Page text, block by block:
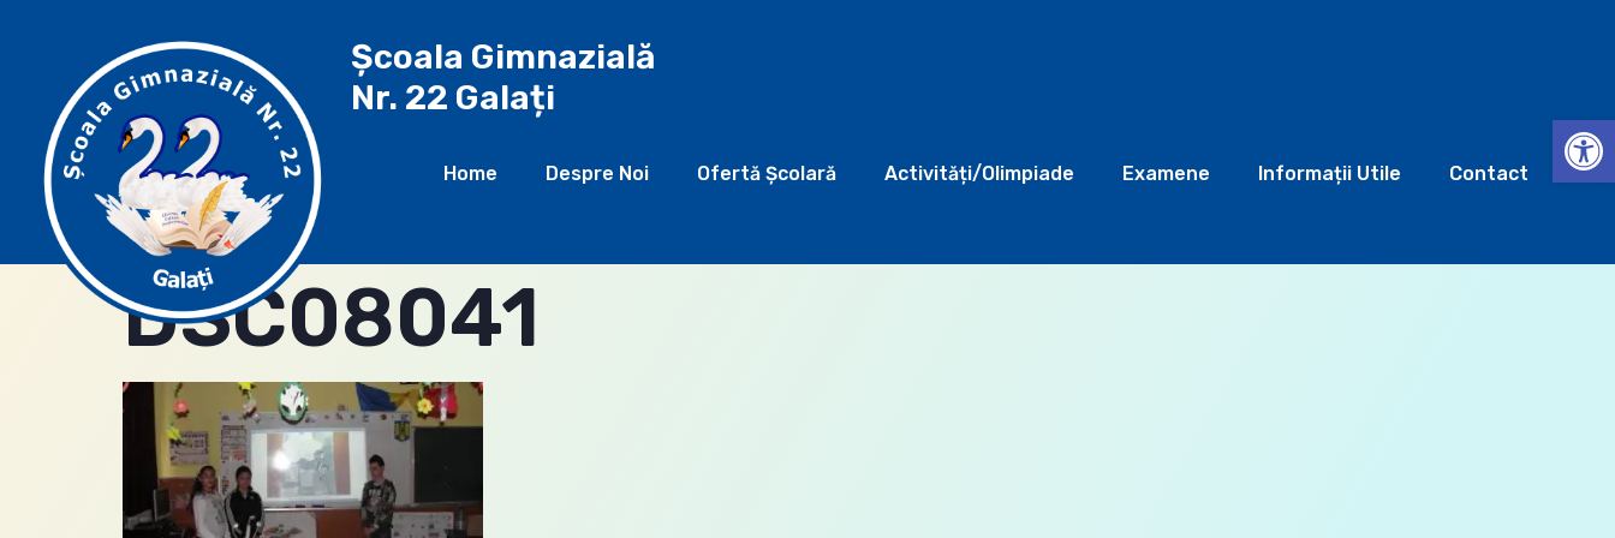
Școala Gimnazială
Nr. 22 Galați
Home Despre Noi Ofertă Şcolară Activități/Olimpiade Examene Informații Utile Contact
DSC08041